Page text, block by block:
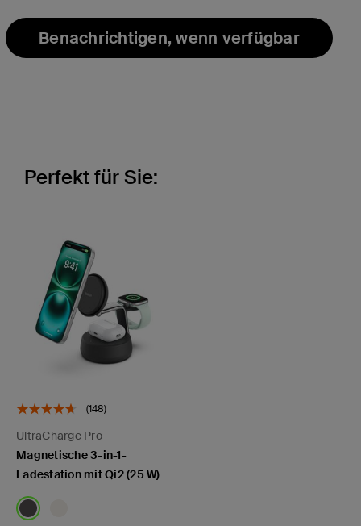
Benachrichtigen, wenn verfügbar
Perfekt für Sie:
(148)
UltraCharge Pro
Magnetische 3-in-1-
Ladestation mit Qi2 (25 W)